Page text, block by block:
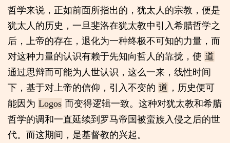
哲学来说，正如前面所指出的，犹太人的宗教，便是
犹太人的历史，一旦斐洛在犹太教中引入希腊哲学之
后，上帝的存在，退化为一种终极不可知的力量，而
对这种力量的认识有赖于先知向哲人的靠拢，使 道
通过思辩而可能为人世认识，这么一来，线性时间
下，基于对上帝的信仰，引入不变的 道 ，历史便可
能因为 Logos 而变得逻辑一致。这种对犹太教和希腊
哲学的调和一直延续到罗马帝国被蛮族入侵之后的世
代。而这期间，是基督教的兴起。